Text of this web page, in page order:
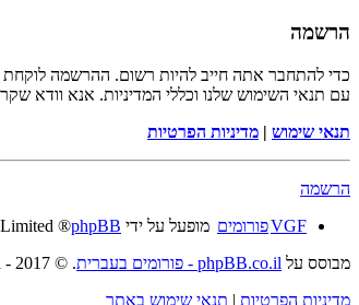
הרשמה
כדי להתחבר אתה חייב להיות רשום. ההרשמה
עם תנאי השימוש שלנו וכללי המדיניות. אנא וודא
תנאי שימוש | מדיניות הפרטיות
הרשמה
VGFפורומים מופעל על ידי phpBB
® Forum Software © phpBB Limited
מבוסס על phpBB.co.il - פורומים בעברית
. © 2017 - phpBB.co.il.
מדיניות הפרטיות | תנאי שימוש באתר